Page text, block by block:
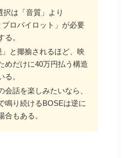
択は「音質」より
プロパイロット」が必要
る。
」と揶揄されるほど、映
めだけに40万円払う構造
る。
会話を楽しみたいなら、
鳴り続けるBOSEは逆に
合もある。